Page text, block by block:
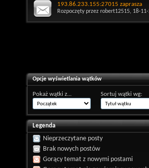
193.86.233.155:27015 zaprasza
Rozpoczęty przez robert12515, 18-
Opcje wyświetlania wątków
Pokaż wątki z... Sortuj wątki wg:
Legenda
Nieprzeczytane posty
Brak nowych postów
Gorący temat z nowymi postami